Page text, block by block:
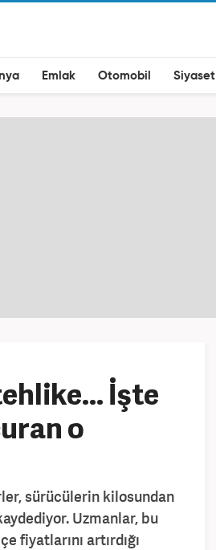
Emlak Otomobil Siyaset
İşte
o
sürücülerin kilosundan
Uzmanlar, bu
fiyatlarını artırdığı